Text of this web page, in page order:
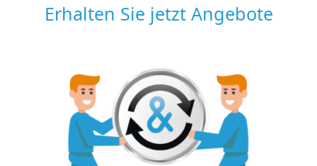
Erhalten Sie jetzt Angebote